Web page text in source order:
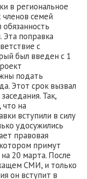
в региональное
семей
поправка
с
был введен с 1
подать
Этот срок вызвал
Так,
что на
вступили в силу
удосужились
правовая
примут
20 марта. После
СМИ, и только
он вступит в